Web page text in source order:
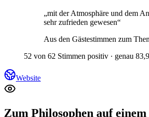
„mit der Atmosphäre und dem
sehr zufrieden gewesen“
Aus den Gästestimmen zum
52 von 62 Stimmen positiv · genau
Website
Zum Philosophen auf